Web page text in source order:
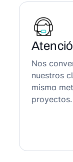
Nos
nuestros
misma
proyectos.